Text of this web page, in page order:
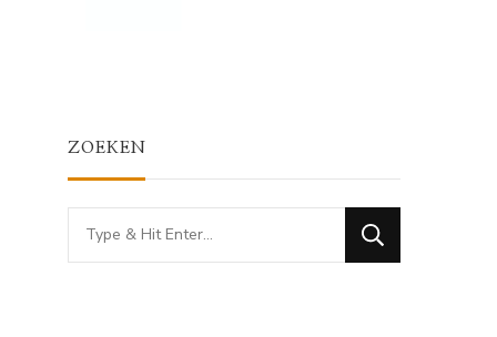
ZOEKEN
Looking
for